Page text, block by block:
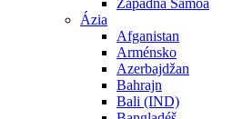
Západná Samoa
Ázia
Afganistan
Arménsko
Azerbajdžan
Bahrajn
Bali (IND)